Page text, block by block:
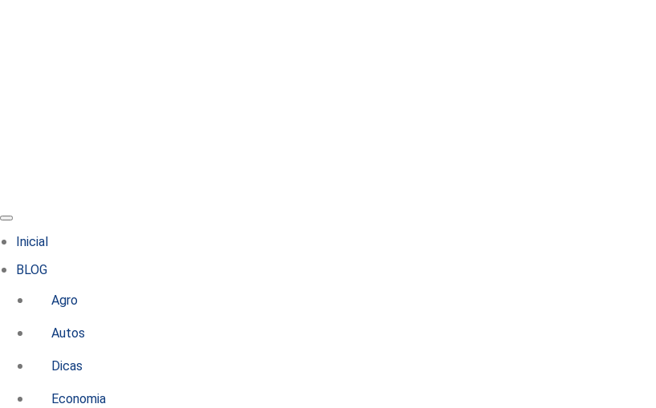
Inicial
BLOG
Agro
Autos
Dicas
Economia